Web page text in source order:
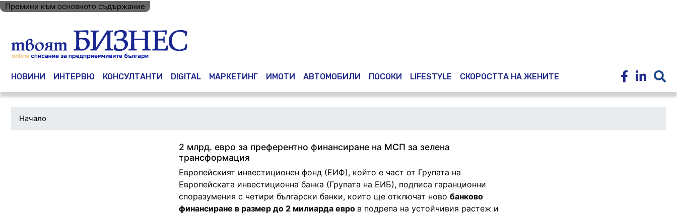
Премини към основното съдържание
Main navigation
НОВИНИ ИНТЕРВЮ КОНСУЛТАНТИ DIGITAL МАРКЕТИНГ ИМОТИ АВТОМОБИЛИ ПОСОКИ LIFESTYLE СКОРОСТТА НА ЖЕНИТЕ
Начало
2 млрд. евро за преферентно финансиране на МСП за зелена
трансформация
Европейският инвестиционен фонд (ЕИФ), който е част от Групата на
Европейската инвестиционна банка (Групата на ЕИБ), подписа гаранционни
споразумения с четири български банки, които ще отключат ново банково
финансиране в размер до 2 милиарда евро в подрепа на устойчивия растеж и